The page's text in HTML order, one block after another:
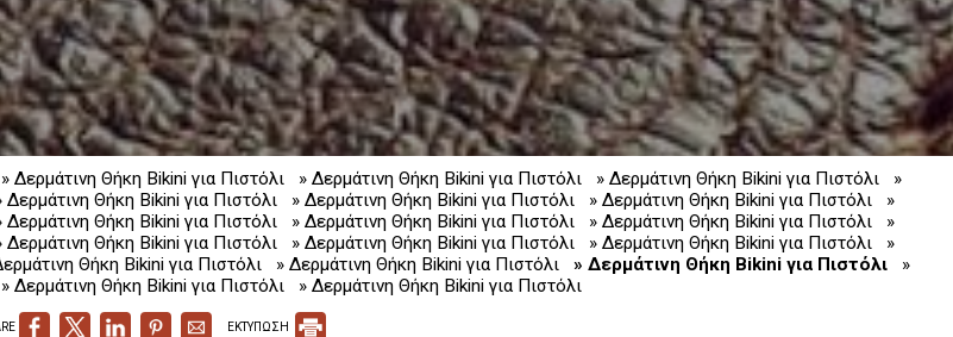
» Δερμάτινη Θήκη Bikini για Πιστόλι » Δερμάτινη Θήκη Bikini για Πιστόλι » Δερμάτινη Θήκη Bikini για Πιστόλι
»
Δερμάτινη Θήκη Bikini για Πιστόλι » Δερμάτινη Θήκη Bikini για Πιστόλι » Δερμάτινη Θήκη Bikini για Πιστόλι
»
Δερμάτινη Θήκη Bikini για Πιστόλι » Δερμάτινη Θήκη Bikini για Πιστόλι » Δερμάτινη Θήκη Bikini για Πιστόλι
»
Δερμάτινη Θήκη Bikini για Πιστόλι » Δερμάτινη Θήκη Bikini για Πιστόλι » Δερμάτινη Θήκη Bikini για Πιστόλι
»
Θήκη Bikini για Πιστόλι » Δερμάτινη Θήκη Bikini για Πιστόλι » Δερμάτινη Θήκη Bikini για Πιστόλι
»
» Δερμάτινη Θήκη Bikini για Πιστόλι » Δερμάτινη Θήκη Bikini για Πιστόλι
ΕΚΤΥΠΩΣΗ